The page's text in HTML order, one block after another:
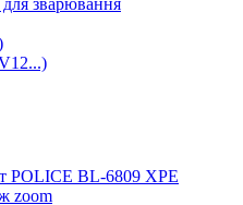
для зварювання